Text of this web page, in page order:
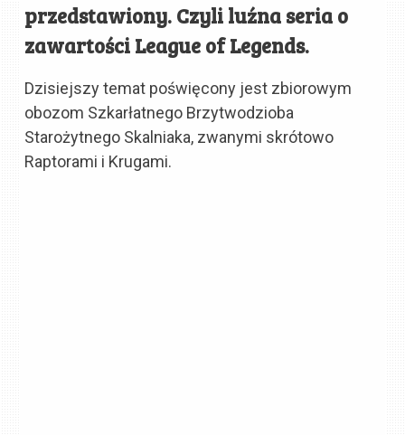
przedstawiony. Czyli luźna seria o
zawartości League of Legends.
Dzisiejszy temat poświęcony jest zbiorowym
obozom Szkarłatnego Brzytwodzioba
Starożytnego Skalniaka, zwanymi skrótowo
Raptorami i Krugami.